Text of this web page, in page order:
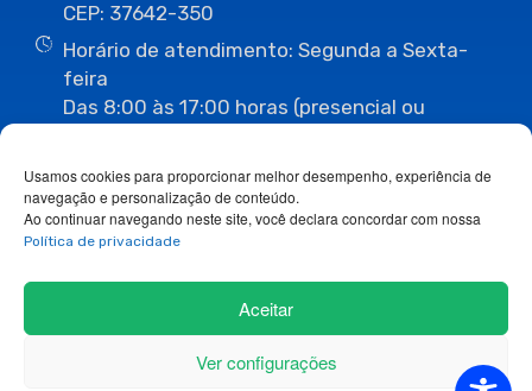
Usamos cookies para proporcionar melhor desempenho, experiência de
navegação e personalização de conteúdo.
Ao continuar navegando neste site, você declara concordar com nossa
Política de privacidade
Aceitar
Ver configurações
CEP: 37642-350
Horário de atendimento: Segunda a Sexta-
feira
Das 8:00 às 17:00 horas (presencial ou
(35) 3435-1112 (35) 3435-3063
ouvidoria@camaraextrema.mg.gov.br
imprensa@camaraextrema.mg.gov.br
Siga-nos: